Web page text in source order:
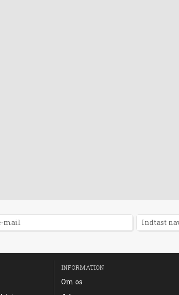
INFORMATION
Om os